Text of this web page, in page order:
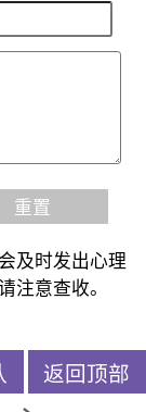
重置
及时发出心理
注意查收。
返回顶部